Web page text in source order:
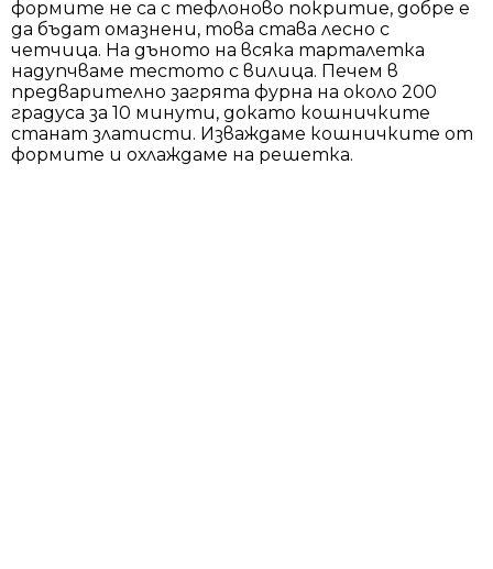
формите не са с тефлоново покритие, добре е
да бъдат омазнени, това става лесно с
четчица. На дъното на всяка тарталетка
надупчваме тестото с вилица. Печем в
предварително загрята фурна на около 200
градуса за 10 минути, докато кошничките
станат златисти. Изваждаме кошничките от
формите и охлаждаме на решетка.